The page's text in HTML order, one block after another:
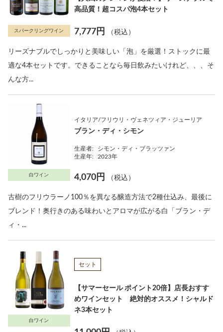
スパークリングワイン
高品質！超コスパ泡4本セット
7,777円 （税込）
リーズナブルでしっかりと美味しい「泡」を厳選！ストックに最
適な4本セットです。できることなら毎日飲みたいけれど、、、そ
んな方...
白ワイン
イタリア/フリウリ・ヴェネツィア・ジューリア
ブラン・ディ・シモン
生産者:
シモン・ディ・ブラッツァン
生産年:
2023年
4,070円 （税込）
古樹のフリウラーノ100％を異なる醸造方法で2種仕込み、最後に
ブレンド！奥行きのある味わいとアロマが広がる白「ブラン・デ
ィ・...
白ワイン
セット
【サマーセール ポイント20倍】店長おすす
めワインセット 絶対的オススメ！シャルド
ネ3本セット